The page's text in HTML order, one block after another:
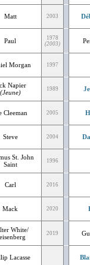
Matt 2003
Paul
1978
(2003)
Morgan 1997
Napier
(Jeune)
1989
Cleeman 2005
Steve 2004
St. John
Saint
1996
Carl 2016
Mack 2020
White/
2019
Lacasse